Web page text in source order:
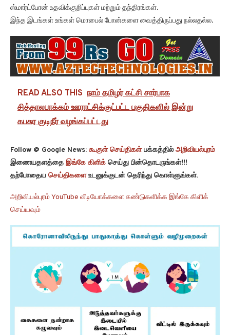
ஸ்மார்ட்போன் உதவிக்குறிப்புகள் மற்றும் தந்திரங்கள்.
இந்த இடங்கள் உங்கள் மொபைல் போன்களை வைத்திருப்பது நல்லதல்ல.
READ ALSO THIS நாம் தமிழர் கட்சி சார்பாக
சித்தாலபாக்கம் ஊராட்சிக்குட்பட்ட பகுதிகளில் இன்று
கபசுர குடிநீர் வழங்கப்பட்டது
Follow @ Google News: கூகுள் செய்திகள்பக்கத்தில் அறிவியல்புரம்
இணையதளத்தை இங்கே கிளிக் செய்து பின்தொடருங்கள்!!!
தற்போதைய செய்திகளைஉடனுக்குடன் தெரிந்து கொள்ளுங்கள்.
அறிவியல்புரம் YouTube வீடியோக்களை கண்டுகளிக்க இங்கே கிளிக்
செய்யவும்